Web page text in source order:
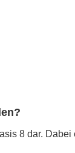
8 dar. Dabei